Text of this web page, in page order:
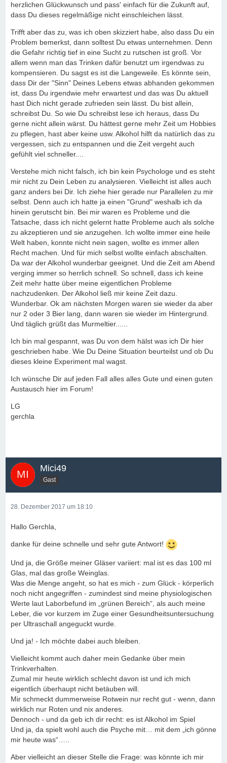
herzlichen Glückwunsch und pass' einfach für die Zukunft auf,
dass Du dieses regelmäßige nicht einschleichen lässt.
Trifft aber das zu, was ich oben skizziert habe, also dass Du ein
Problem bemerkst, dann solltest Du etwas unternehmen. Denn
die Gefahr richtig tief in eine Sucht zu rutschen ist groß. Vor
allem wenn man das Trinken dafür benutzt um irgendwas zu
kompensieren. Du sagst es ist die Langeweile. Es könnte sein,
dass Dir der "Sinn" Deines Lebens etwas abhanden gekommen
ist, dass Du irgendwie mehr erwartest und das was Du aktuell
hast Dich nicht gerade zufrieden sein lässt. Du bist allein,
schreibst Du. So wie Du schreibst lese ich heraus, dass Du
gerne nicht allein wärst. Du hättest gerne mehr Zeit um Hobbies
zu pflegen, hast aber keine usw. Alkohol hilft da natürlich das zu
vergessen, sich zu entspannen und die Zeit vergeht auch
gefühlt viel schneller....
Verstehe mich nicht falsch, ich bin kein Psychologe und es steht
mir nicht zu Dein Leben zu analysieren. Vielleicht ist alles auch
ganz anders bei Dir. Ich ziehe hier gerade nur Parallelen zu mir
selbst. Denn auch ich hatte ja einen "Grund" weshalb ich da
hinein gerutscht bin. Bei mir waren es Probleme und die
Tatsache, dass ich nicht gelernt hatte Probleme auch als solche
zu akzeptieren und sie anzugehen. Ich wollte immer eine heile
Welt haben, konnte nicht nein sagen, wollte es immer allen
Recht machen. Und für mich selbst wollte einfach abschalten.
Da war der Alkohol wunderbar geeignet. Und die Zeit am Abend
verging immer so herrlich schnell. So schnell, dass ich keine
Zeit mehr hatte über meine eigentlichen Probleme
nachzudenken. Der Alkohol ließ mir keine Zeit dazu.
Wunderbar. Ok am nächsten Morgen waren sie wieder da aber
nur 2 oder 3 Bier lang, dann waren sie wieder im Hintergrund.
Und täglich grüßt das Murmeltier......
Ich bin mal gespannt, was Du von dem hälst was ich Dir hier
geschrieben habe. Wie Du Deine Situation beurteilst und ob Du
dieses kleine Experiment mal wagst.
Ich wünsche Dir auf jeden Fall alles alles Gute und einen guten
Austausch hier im Forum!
LG
gerchla
Mici49
Gast
28. Dezember 2017 um 18:10
Hallo Gerchla,
danke für deine schnelle und sehr gute Antwort!
Und ja, die Größe meiner Gläser variiert: mal ist es das 100 ml
Glas, mal das große Weinglas.
Was die Menge angeht, so hat es mich - zum Glück - körperlich
noch nicht angegriffen - zumindest sind meine physiologischen
Werte laut Laborbefund im „grünen Bereich“, als auch meine
Leber, die vor kurzem im Zuge einer Gesundheitsuntersuchung
per Ultraschall angeguckt wurde.
Und ja! - Ich möchte dabei auch bleiben.
Vielleicht kommt auch daher mein Gedanke über mein
Trinkverhalten.
Zumal mir heute wirklich schlecht davon ist und ich mich
eigentlich überhaupt nicht betäuben will.
Mir schmeckt dummerweise Rotwein nur recht gut - wenn, dann
wirklich nur Roten und nix anderes.
Dennoch - und da geb ich dir recht: es ist Alkohol im Spiel
Und ja, da spielt wohl auch die Psyche mit… mit dem „ich gönne
mir heute was“…..
Aber vielleicht an dieser Stelle die Frage: was könnte ich mir